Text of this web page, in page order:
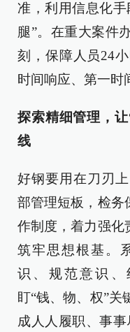
准，利用信息化
腿”。在重大案件
刻，保障人员24
时间响应、第一时
探索精细管理，
线
好钢要用在刀刃
部管理短板，检务
作制度，着力强化
筑牢思想根基。
识、规范意识
盯“钱、物、权”关
成人人履职、事